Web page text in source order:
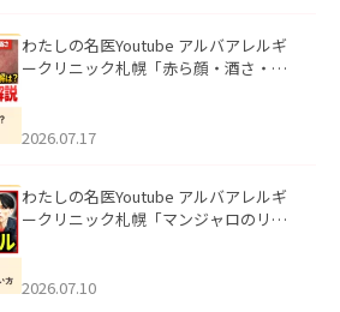
わたしの名医Youtube アルバアレルギ
ークリニック札幌「赤ら顔・酒さ・ニ
した。
2026.07.17
わたしの名医Youtube アルバアレルギ
ークリニック札幌「マンジャロのリア
た。
2026.07.10